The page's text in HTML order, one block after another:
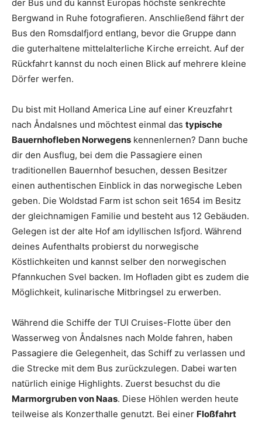
der Bus und du kannst Europas höchste senkrechte
Bergwand in Ruhe fotografieren. Anschließend fährt der
Bus den Romsdalfjord entlang, bevor die Gruppe dann
die guterhaltene mittelalterliche Kirche erreicht. Auf der
Rückfahrt kannst du noch einen Blick auf mehrere kleine
Dörfer werfen.
Du bist mit Holland America Line auf einer Kreuzfahrt
nach Åndalsnes und möchtest einmal das typische
Bauernhofleben Norwegens kennenlernen? Dann buche
dir den Ausflug, bei dem die Passagiere einen
traditionellen Bauernhof besuchen, dessen Besitzer
einen authentischen Einblick in das norwegische Leben
geben. Die Woldstad Farm ist schon seit 1654 im Besitz
der gleichnamigen Familie und besteht aus 12 Gebäuden.
Gelegen ist der alte Hof am idyllischen Isfjord. Während
deines Aufenthalts probierst du norwegische
Köstlichkeiten und kannst selber den norwegischen
Pfannkuchen Svel backen. Im Hofladen gibt es zudem die
Möglichkeit, kulinarische Mitbringsel zu erwerben.
Während die Schiffe der TUI Cruises-Flotte über den
Wasserweg von Åndalsnes nach Molde fahren, haben
Passagiere die Gelegenheit, das Schiff zu verlassen und
die Strecke mit dem Bus zurückzulegen. Dabei warten
natürlich einige Highlights. Zuerst besuchst du die
Marmorgruben von Naas. Diese Höhlen werden heute
teilweise als Konzerthalle genutzt. Bei einer Floßfahrt